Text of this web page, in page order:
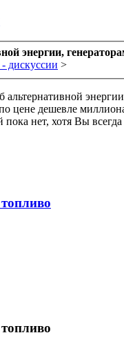
энергии,
дискуссии >
альтернативной
цене дешевле
нет, хотя Вы